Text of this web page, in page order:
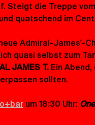
Steigt die Treppe
quatschend im
Admiral-James'-
quasi selbst zum
JAMES T. Ein
sollten.
um 18:30 Uhr: